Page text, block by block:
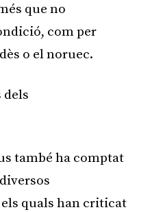
que no
com per
o el noruec.
també ha comptat
quals han criticat